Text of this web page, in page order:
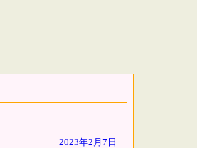
2023年2月7日